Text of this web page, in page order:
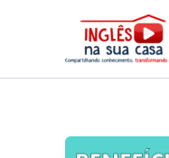
conteúdo